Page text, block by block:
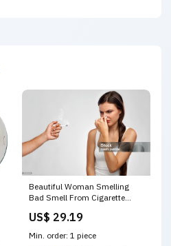
Beautiful Woman Smelling
Bad Smell From Cigarette
Image Now - Addiction, Adult,
US$ 29.19
Min. order: 1 piece